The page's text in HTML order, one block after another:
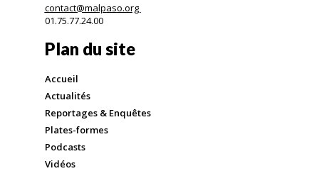
contact@malpaso.org
01.75.77.24.00
Plan du site
Accueil
Actualités
Reportages & Enquêtes
Plates-formes
Podcasts
Vidéos